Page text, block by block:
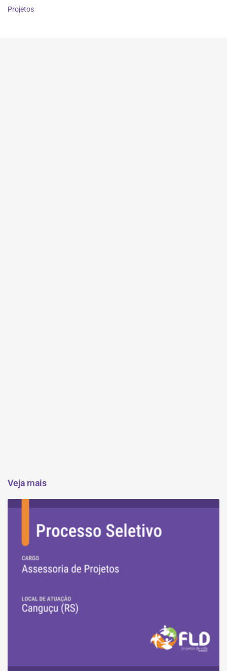
Projetos
Veja mais